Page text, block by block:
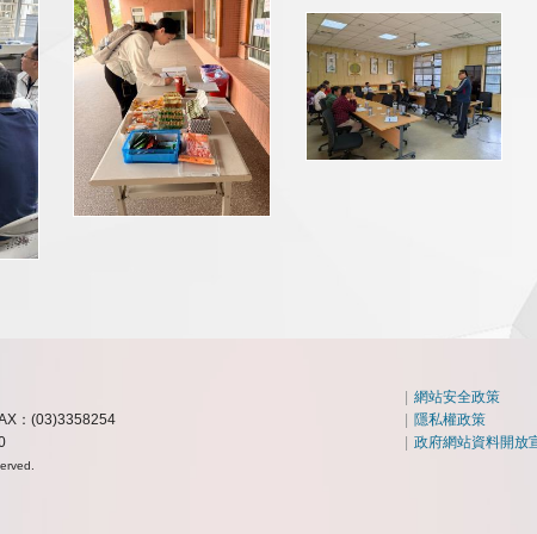
：(03)3358254
|網站安全政策
|隱私權政策
|政府網站資料開放